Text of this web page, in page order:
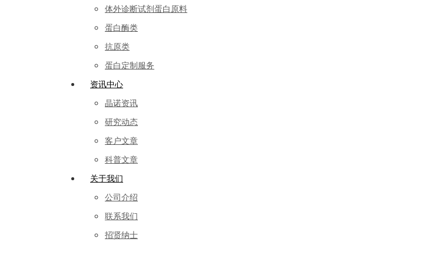
体外诊断试剂蛋白原料
蛋白酶类
抗原类
蛋白定制服务
资讯中心
晶诺资讯
研究动态
客户文章
科普文章
关于我们
公司介绍
联系我们
招贤纳士